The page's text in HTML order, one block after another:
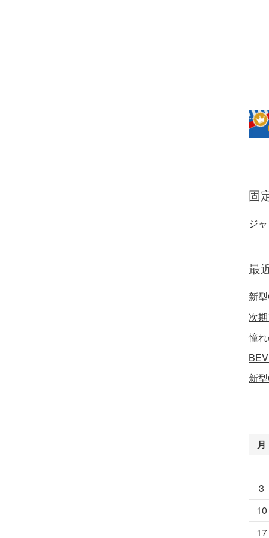
固
ジ
最
新
次
憧
新
月
3
10
17